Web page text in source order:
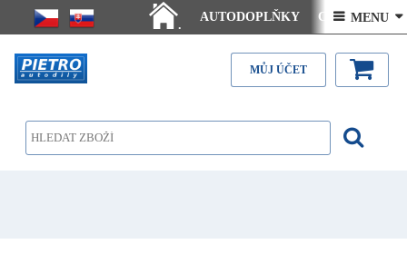
.
AUTODOPLŇKY Ceny doručení
Články - návody Kontakt
 MENU 
MŮJ ÚČET